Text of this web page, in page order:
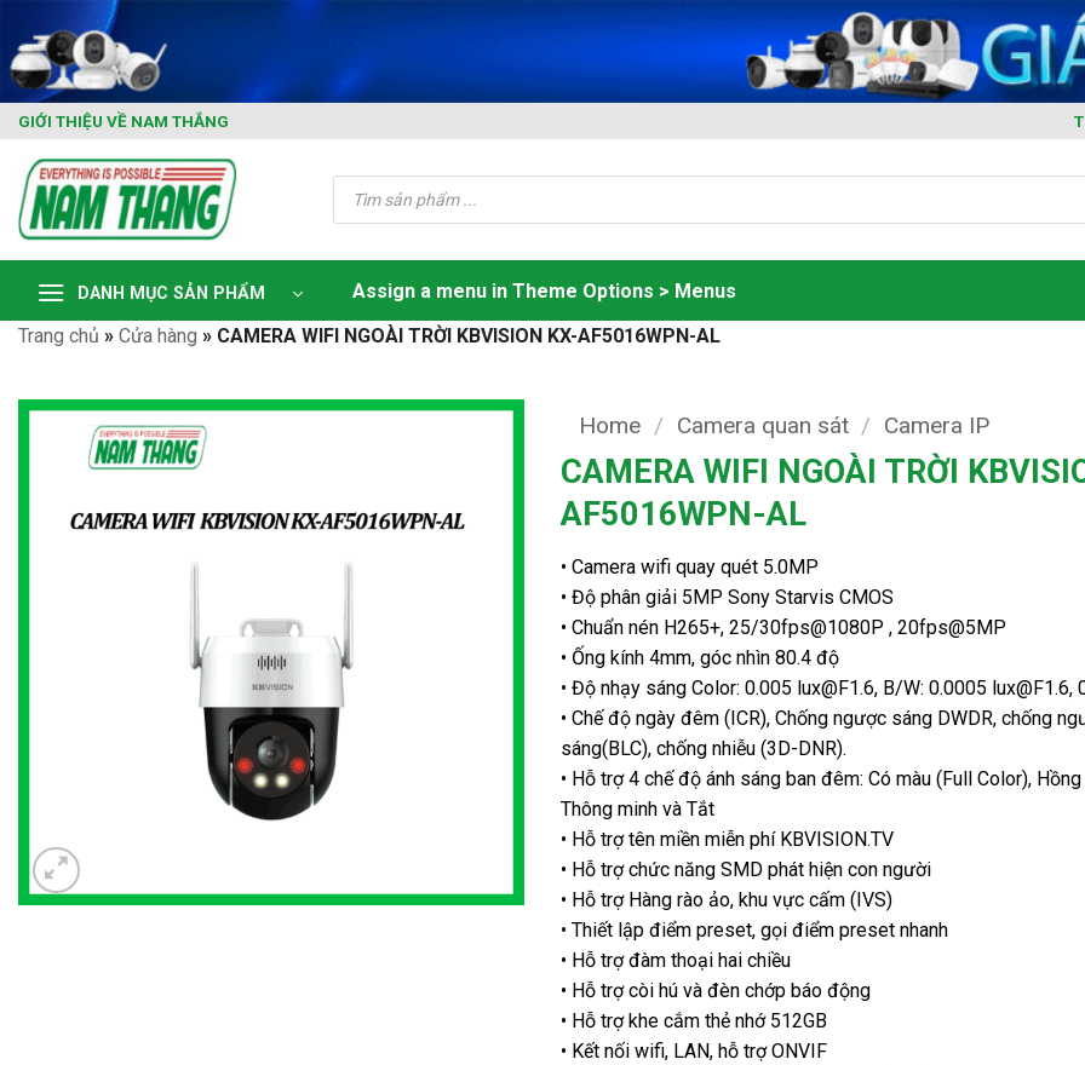
content
GIỚI THIỆU VỀ NAM THẮNG
Tìm
kiếm
phẩm
DANH MỤC SẢN PHẨM
Assign a menu in Theme Options > Menus
Trang chủ » Cửa hàng » CAMERA WIFI NGOÀI TRỜI KBVISION KX-AF5016WPN-AL
Home / Camera quan sát / Camera IP
CAMERA WIFI NGOÀI TRỜI
AF5016WPN-AL
• Camera wifi quay quét 5.0MP
• Độ phân giải 5MP Sony Starvis CMOS
• Chuẩn nén H265+, 25/30fps@1080P , 20fps@5MP
• Ống kính 4mm, góc nhìn 80.4 độ
• Độ nhạy sáng Color: 0.005 lux@F1.6, B/W: 0.0005 lux@F1.6,
• Chế độ ngày đêm (ICR), Chống ngược sáng DWDR, chống
sáng(BLC), chống nhiễu (3D-DNR).
• Hỗ trợ 4 chế độ ánh sáng ban đêm: Có màu (Full Color),
Thông minh và Tắt
• Hỗ trợ tên miền miễn phí KBVISION.TV
• Hỗ trợ chức năng SMD phát hiện con người
• Hỗ trợ Hàng rào ảo, khu vực cấm (IVS)
• Thiết lập điểm preset, gọi điểm preset nhanh
• Hỗ trợ đàm thoại hai chiều
• Hỗ trợ còi hú và đèn chớp báo động
• Hỗ trợ khe cắm thẻ nhớ 512GB
• Kết nối wifi, LAN, hỗ trợ ONVIF